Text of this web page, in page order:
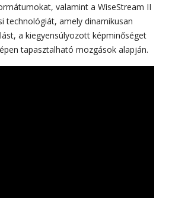
valamint a WiseStream II
technológiát, amely dinamikusan
a kiegyensúlyozott képminőséget
tapasztalható mozgások alapján.